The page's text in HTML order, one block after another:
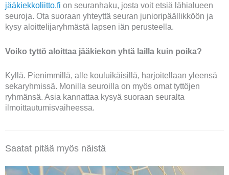
jääkiekkoliitto.fi on seuranhaku, josta voit etsiä lähialueen
seuroja. Ota suoraan yhteyttä seuran junioripäällikköön ja
kysy aloittelijaryhmästä lapsen iän perusteella.
Voiko tyttö aloittaa jääkiekon yhtä lailla kuin poika?
Kyllä. Pienimmillä, alle kouluikäisillä, harjoitellaan yleensä
sekaryhmissä. Monilla seuroilla on myös omat tyttöjen
ryhmänsä. Asia kannattaa kysyä suoraan seuralta
ilmoittautumisvaiheessa.
Saatat pitää myös näistä